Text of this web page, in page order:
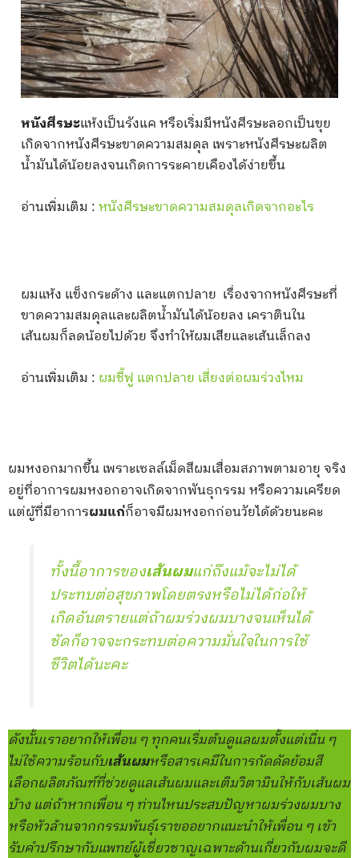
หนังศีรษะแห้งเป็นรังแค หรือเริ่มมีหนังศีรษะลอกเป็นขุย
เกิดจากหนังศีรษะขาดความสมดุล เพราะหนังศีรษะผลิต
น้ำมันได้น้อยลงจนเกิดการระคายเคืองได้ง่ายขึ้น
อ่านเพิ่มเติม :หนังศีรษะขาดความสมดุลเกิดจากอะไร
ผมแห้ง แข็งกระด้าง และแตกปลาย เรื่องจากหนังศีรษะที่
ขาดความสมดุลและผลิตน้ำมันได้น้อยลง เคราตินใน
เส้นผมก็ลดน้อยไปด้วย จึงทำให้ผมเสียและเส้นเล็กลง
อ่านเพิ่มเติม : ผมชี้ฟู แตกปลาย เสี่ยงต่อผมร่วงไหม
ผมหงอกมากขึ้น เพราะเซลล์เม็ดสีผมเสื่อมสภาพตามอายุ จริง
อยู่ที่อาการผมหงอกอาจเกิดจากพันธุกรรม หรือความเครียด
แต่ผู้ที่มีอาการผมแก่ก็อาจมีผมหงอกก่อนวัยได้ด้วยนะคะ
ทั้งนี้อาการของเส้นผมแก่ถึงแม้จะไม่ได้
ประทบต่อสุขภาพโดยตรงหรือไม่ได้ก่อให้
เกิดอันตรายแต่ถ้าผมร่วงผมบางจนเห็นได้
ชัดก็อาจจะกระทบต่อความมั่นใจในการใช้
ชีวิตได้นะคะ
ดังนั้นเราอยากให้เพื่อน ๆ ทุกคนเริ่มต้นดูแลผมตั้งแต่เนิ่น ๆ
ไม่ใช้ความร้อนกับเส้นผมหรือสารเคมีในการกัดดัดย้อมสี
เลือกผลิตภัณฑ์ที่ช่วยดูแลเส้นผมและเติมวิตามินให้กับเส้นผม
บ้าง แต่ถ้าหากเพื่อน ๆ ท่านไหนประสบปัญหาผมร่วงผมบาง
หรือหัวล้านจากกรรมพันธุ์เราขออยากแนะนำให้เพื่อน ๆ เข้า
รับคำปรึกษากับแพทย์ผู้เชี่ยวชาญเฉพาะด้านเกี่ยวกับผมจะดี